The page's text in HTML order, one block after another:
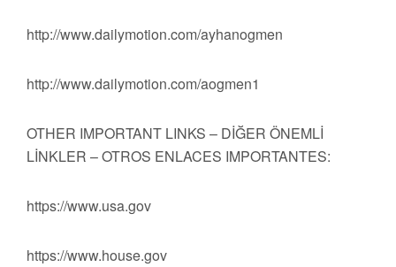
http://www.dailymotion.com/ayhanogmen
http://www.dailymotion.com/aogmen1
OTHER IMPORTANT LINKS – DİĞER ÖNEMLİ
LİNKLER – OTROS ENLACES IMPORTANTES:
https://www.usa.gov
https://www.house.gov